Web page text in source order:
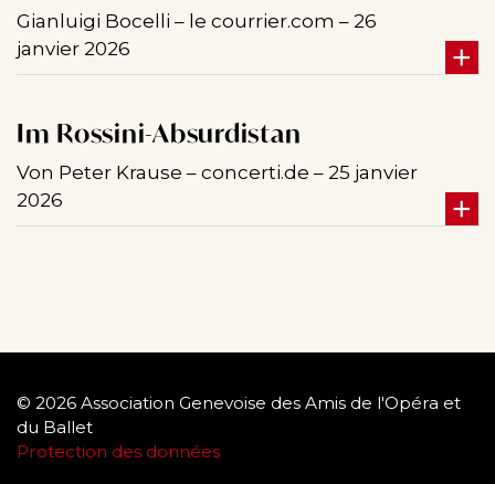
Gianluigi Bocelli – le courrier.com – 26
janvier 2026
Im Rossini-Absurdistan
Von Peter Krause – concerti.de – 25 janvier
2026
© 2026 Association Genevoise des Amis de l'Opéra et
du Ballet
Protection des données